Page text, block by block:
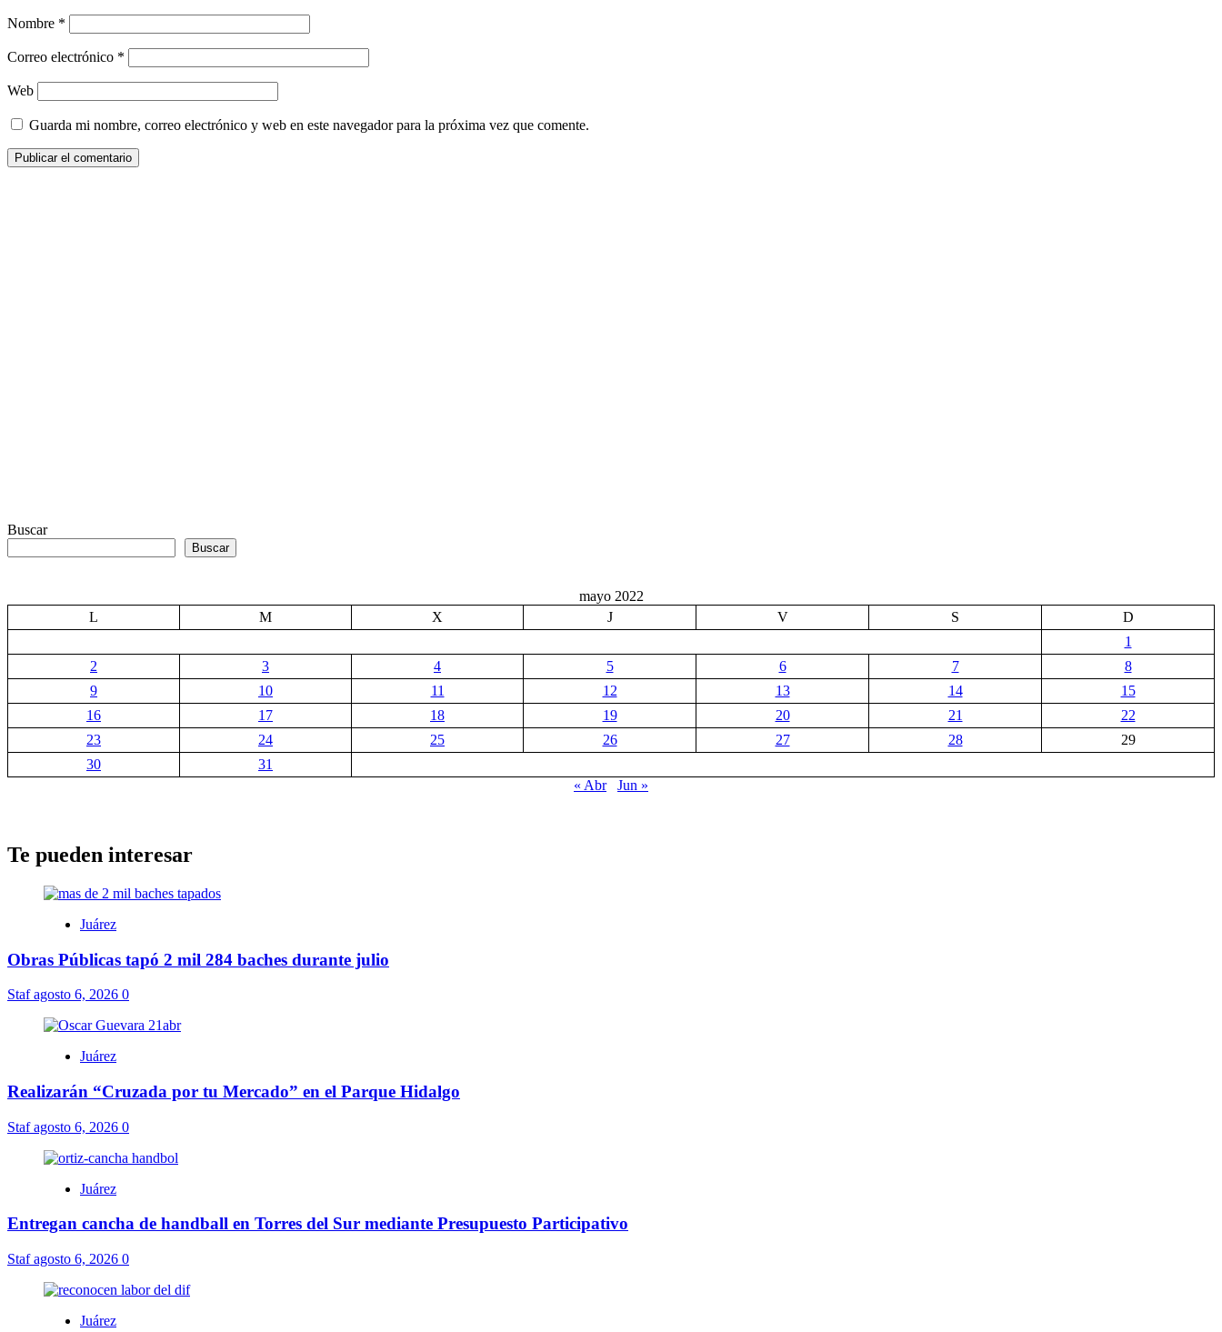
Nombre *
Correo electrónico *
Web
Guarda mi nombre, correo electrónico y web en este navegador para la próxima vez que comente.
Buscar
Buscar
mayo 2022
L
M X J V S
D
1
2
3 4 5 6 7
8
9
10 11 12 13 14
15
16
17 18 19 20 21
22
23
24 25 26 27 28
29
30
31
« Abr
Jun »
Te pueden interesar
Juárez
Obras Públicas tapó 2 mil 284 baches durante julio
Stafagosto 6, 2026 0
Juárez
Realizarán “Cruzada por tu Mercado” en el Parque Hidalgo
Stafagosto 6, 2026 0
Juárez
Entregan cancha de handball en Torres del Sur mediante Presupuesto Participativo
Stafagosto 6, 2026 0
Juárez